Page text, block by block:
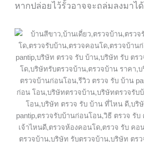
หากปล่อยไว้รั้วอาจจะถล่มลงมาได้